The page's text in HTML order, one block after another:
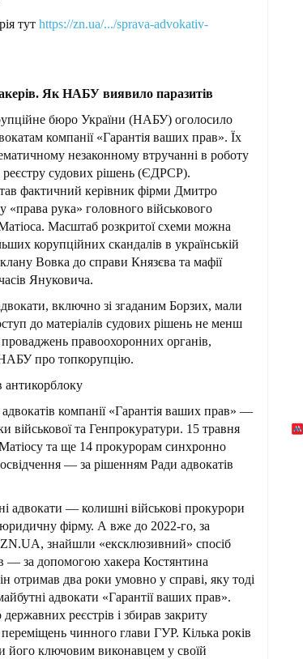
тут https://zn.ua/.../sprava-advokativ-
Як НАБУ виявило паразитів
бюро України (НАБУ) оголосило
компанії «Гарантія ваших прав». Їх
незаконному втручанні в роботу
судових рішень (ЄДРСР).
фактичний керівник фірми Дмитро
рука» головного військового
Масштаб розкритої схеми можна
корупційних скандалів в українській
клану Вовка до справи Князєва та мафії
Януковича.
включно зі згаданим Борзих, мали
до матеріалів судових рішень не менш
правоохоронних органів,
про топкорупцію.
антикорблоку
компанії «Гарантія ваших прав» —
військової та Генпрокуратури. 15 травня
та ще 14 прокурорам синхронно
— за рішенням Ради адвокатів
адвокати — колишні військові прокурори
фірму. А вже до 2022-го, за
знайшли «ексклюзивний» спосіб
— за допомогою хакера Костянтина
отримав два роки умовно у справі, яку тоді
адвокати «Гарантії ваших прав».
реєстрів і збирав закриту
чинного глави ГУР. Кілька років
його ключовим виконавцем у своїй